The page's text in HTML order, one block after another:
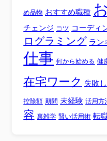
め品物 おすすめ職種
チェンジ コツ コーディ
ログラミング ラン
仕事 何から始める 健
在宅ワーク 失敗
控除額 期間 未経験 活用方
容 裏雑学 賢い活用術 転